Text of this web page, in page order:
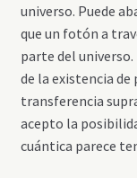
universo. Puede
que un fotón a
parte del
de la existencia de
transferencia
acepto la
cuántica parece